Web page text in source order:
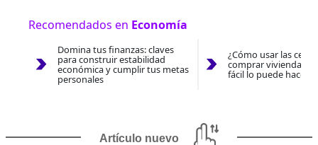
Recomendados en Economía
Domina tus finanzas: claves
para construir estabilidad
económica y cumplir tus metas
personales
¿Cómo usar las
comprar vivienda
fácil lo puede hacer
Artículo nuevo